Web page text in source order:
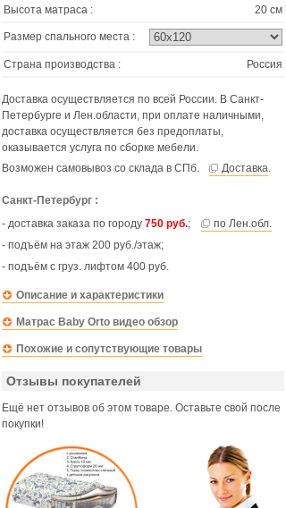
Высота матраса :
20 см
Размер спального места :
Страна производства : Россия
Доставка осуществляется по всей России. В Санкт-
Петербурге и Лен.области, при оплате наличными,
доставка осуществляется без предоплаты,
оказывается услуга по сборке мебели.
Возможен самовывоз со склада в СПб.
Доставка.
Санкт-Петербург :
- доставка заказа по городу 750 руб.;
по Лен.обл.
- подъём на этаж 200 руб./этаж;
- подъём с груз. лифтом 400 руб.
Описание и характеристики
Матрас Baby Orto видео обзор
Похожие и сопутствующие товары
Отзывы покупателей
Ещё нет отзывов об этом товаре. Оставьте свой после
покупки!